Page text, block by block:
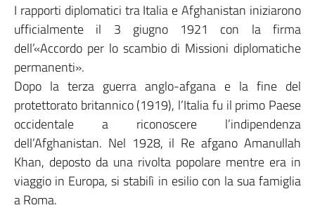
I rapporti diplomatici tra Italia e Afghanistan iniziarono
ufficialmente il 3 giugno 1921 con la firma
dell’«Accordo per lo scambio di Missioni diplomatiche
permanenti».
Dopo la terza guerra anglo-afgana e la fine del
protettorato britannico (1919), l’Italia fu il primo Paese
occidentale a riconoscere l’indipendenza
dell’Afghanistan. Nel 1928, il Re afgano Amanullah
Khan, deposto da una rivolta popolare mentre era in
viaggio in Europa, si stabilì in esilio con la sua famiglia
a Roma.